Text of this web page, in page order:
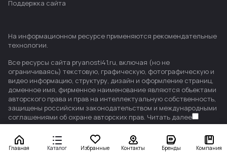
Главная Каталог Избранные Контакты Бренды Компания
Поддержка сайта
На информационном ресурсе применяются рекомендательные
технологии.
Все ресурсы сайта pryanosti41.ru, включая (но не
ограничиваясь) текстовую, графическую, фотографическую и
видео информацию, структуру, дизайн и оформление страниц,
доменное имя, фирменное наименование являются объектами
авторского права и прав на интеллектуальную собственность,
защищены российским законодательством и международными
соглашениями об охране авторских прав. Читать далее